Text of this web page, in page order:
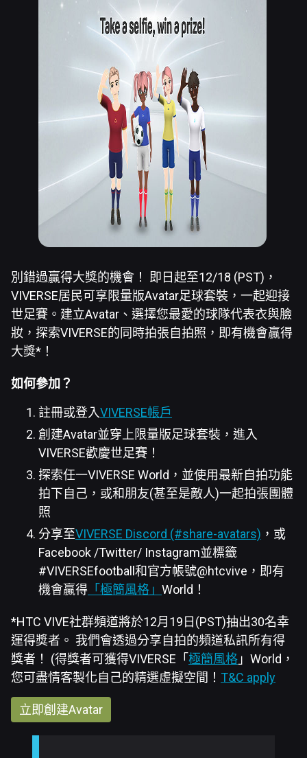
別錯過贏得大獎的機會！ 即日起至12/18 (PST)，
VIVERSE居民可享限量版Avatar足球套裝，一起迎接
世足賽。建立Avatar、選擇您最愛的球隊代表衣與臉
妝，探索VIVERSE的同時拍張自拍照，即有機會贏得
大獎*！
如何參加？
註冊或登入VIVERSE帳戶
創建Avatar並穿上限量版足球套裝，進入
VIVERSE歡慶世足賽！
探索任一VIVERSE World，並使用最新自拍功能
拍下自己，或和朋友(甚至是敵人)一起拍張團體
照
分享至VIVERSE Discord (#share-avatars) ，或
Facebook /Twitter/ Instagram並標籤
#VIVERSEfootball和官方帳號@htcvive，即有
機會贏得 「極簡風格」 World！
*HTC VIVE社群頻道將於12月19日(PST)抽出30名幸
運得獎者。 我們會透過分享自拍的頻道私訊所有得
獎者！ (得獎者可獲得VIVERSE「 極簡風格 」World，
您可盡情客製化自己的精選虛擬空間！ T&C apply
立即創建Avatar